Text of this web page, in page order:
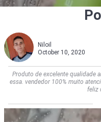
Niloil
October 10, 2020
Produto de excelente qualidade
essa. vendedor 100% muito
feliz